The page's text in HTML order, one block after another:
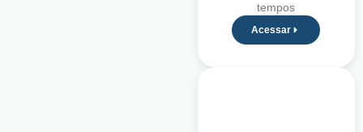
tempos
Acessar